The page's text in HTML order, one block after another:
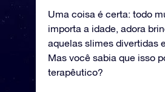
Uma coisa é certa: todo
importa a idade, adora
aquelas slimes divertidas
Mas você sabia que isso
terapêutico?